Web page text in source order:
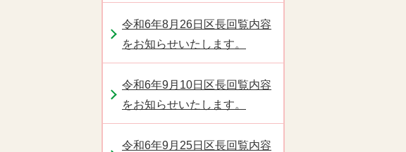
令和6年8月26日区長回覧内容
をお知らせいたします。
令和6年9月10日区長回覧内容
をお知らせいたします。
令和6年9月25日区長回覧内容